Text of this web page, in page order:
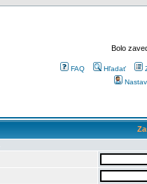
Bolo
FAQ Hľadať